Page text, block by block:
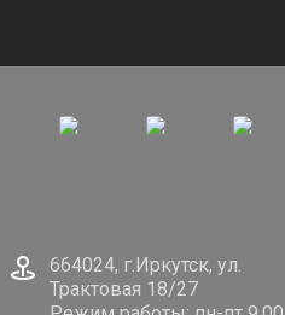
664024, г.Иркутск, ул.
Трактовая 18/27